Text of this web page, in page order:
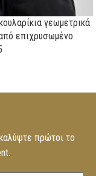
γεωμετρικά
επιχρυσωμένο
πρώτοι το